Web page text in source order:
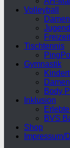
Volleyball
Damen
Jugend
Tischtennis
Gymnastik
Body
Inklusion
BVS
Shop
Impressum/